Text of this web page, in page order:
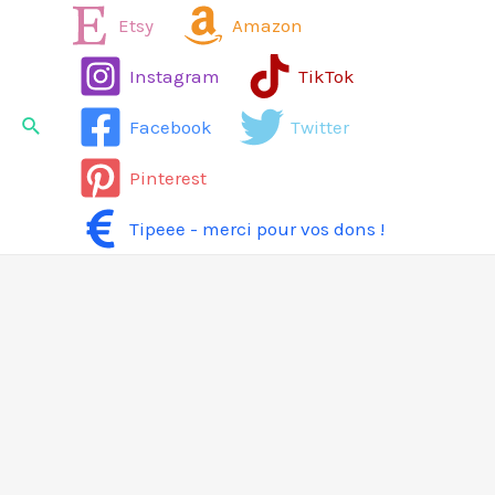
Rechercher
Etsy Amazon
Instagram TikTok
Facebook Twitter
Pinterest
Tipeee - merci pour vos dons !